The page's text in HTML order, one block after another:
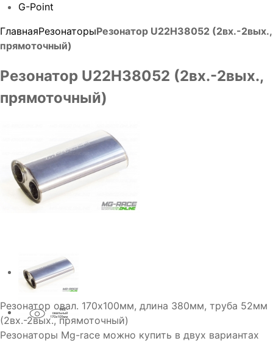
G-Point
ГлавнаяРезонаторыРезонатор U22H38052 (2вх.-2вых.,
прямоточный)
Резонатор U22H38052 (2вх.-2вых.,
прямоточный)
Резонатор овал. 170х100мм, длина 380мм, труба 52мм
(2вх.-2вых., прямоточный)
Резонаторы Mg-race можно купить в двух вариантах